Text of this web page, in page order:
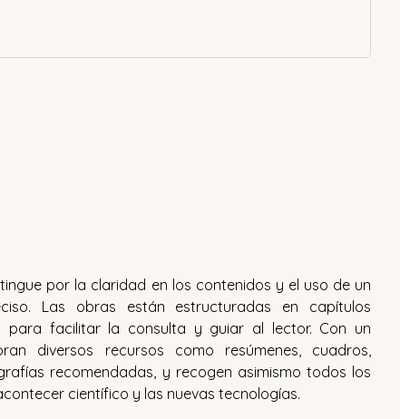
por la claridad en los contenidos y el uso de un
Las obras están estructuradas en capítulos
para facilitar la consulta y guiar al lector. Con un
diversos recursos como resúmenes, cuadros,
recomendadas, y recogen asimismo todos los
científico y las nuevas tecnologías.